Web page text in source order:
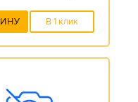
В 1 клик